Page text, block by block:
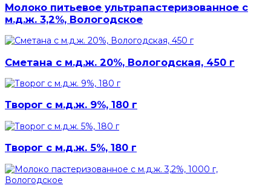
Молоко питьевое ультрапастеризованное с
м.д.ж. 3,2%, Вологодское
Сметана с м.д.ж. 20%, Вологодская, 450 г
Творог с м.д.ж. 9%, 180 г
Творог с м.д.ж. 5%, 180 г